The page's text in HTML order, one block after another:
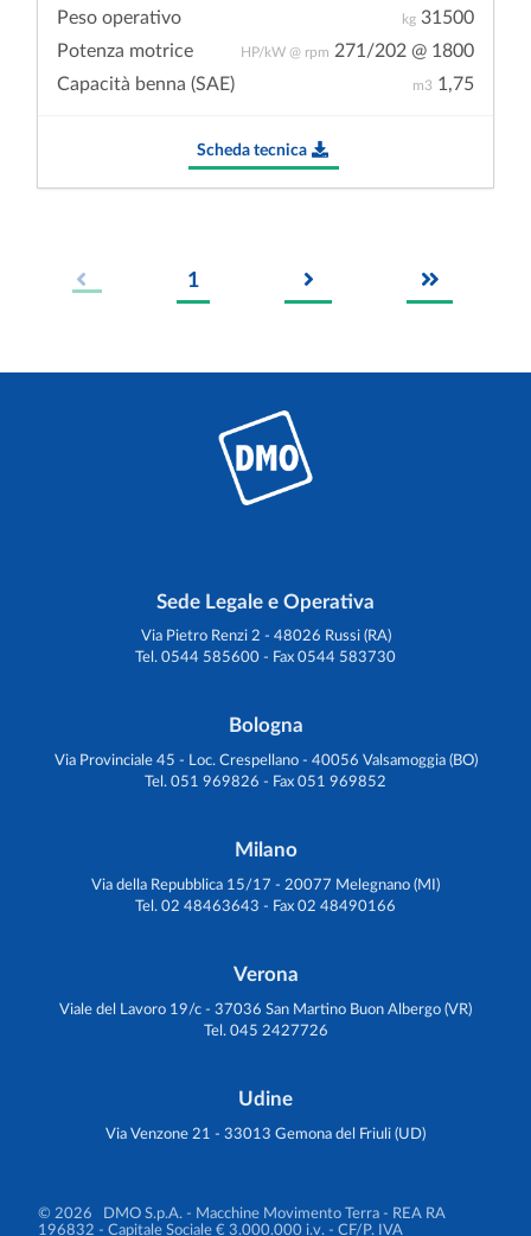
kg 31500
Peso operativo
HP/kW @ rpm 271/202 @ 1800
Potenza motrice
m3 1,75
Capacità benna (SAE)
Scheda tecnica
1
Sede Legale e Operativa
Via Pietro Renzi 2 - 48026 Russi (RA)
Tel. 0544 585600 - Fax 0544 583730
Bologna
Via Provinciale 45 - Loc. Crespellano - 40056 Valsamoggia (BO)
Tel. 051 969826 - Fax 051 969852
Milano
Via della Repubblica 15/17 - 20077 Melegnano (MI)
Tel. 02 48463643 - Fax 02 48490166
Verona
Viale del Lavoro 19/c - 37036 San Martino Buon Albergo (VR)
Tel. 045 2427726
Udine
Via Venzone 21 - 33013 Gemona del Friuli (UD)
© 2026 DMO S.p.A. - Macchine Movimento Terra - REA RA
196832 - Capitale Sociale € 3.000.000 i.v. - CF/P. IVA